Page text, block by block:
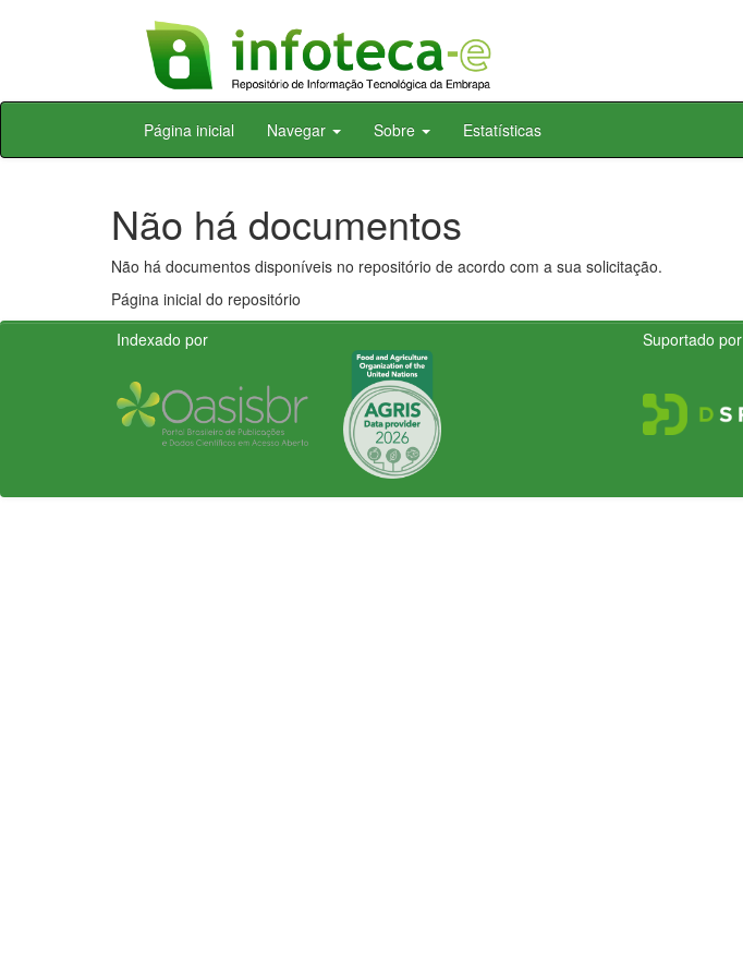
Skip
Página inicial Navegar Sobre Estatísticas
Não há documentos
Não há documentos disponíveis no repositório de acordo com a sua solicitação.
Página inicial do repositório
Indexado por
Suportado por